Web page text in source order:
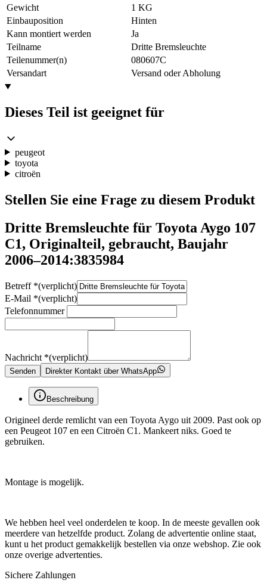
Gewicht
1 KG
Einbauposition
Hinten
Kann montiert werden
Ja
Teilname
Dritte Bremsleuchte
Teilenummer(n)
080607C
Versandart
Versand oder Abholung
Dieses Teil ist geeignet für
peugeot
toyota
citroën
Stellen Sie eine Frage zu diesem Produkt
Dritte Bremsleuchte für Toyota Aygo 107
C1, Originalteil, gebraucht, Baujahr
2006–2014:3835984
Betreff *(verplicht)
E-Mail *(verplicht)
Telefonnummer
Nachricht *(verplicht)
Senden Direkter Kontakt über WhatsApp
Beschreibung
Origineel derde remlicht van een Toyota Aygo uit 2009. Past ook op
een Peugeot 107 en een Citroën C1. Mankeert niks. Goed te
gebruiken.
Montage is mogelijk.
We hebben heel veel onderdelen te koop. In de meeste gevallen ook
meerdere van hetzelfde product. Zolang de advertentie online staat,
kunt u het product gemakkelijk bestellen via onze webshop. Zie ook
onze overige advertenties.
Sichere Zahlungen